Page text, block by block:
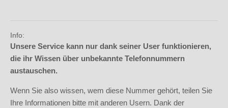
Info:
Unsere Service kann nur dank seiner User funktionieren,
die ihr Wissen über unbekannte Telefonnummern
austauschen.
Wenn Sie also wissen, wem diese Nummer gehört, teilen Sie
Ihre Informationen bitte mit anderen Usern. Dank der